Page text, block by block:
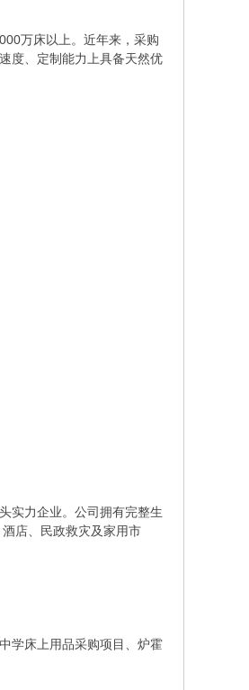
万床以上。近年来，采购
度、定制能力上具备天然优
实力企业。公司拥有完整生
店、民政救灾及家用市
学床上用品采购项目、炉霍